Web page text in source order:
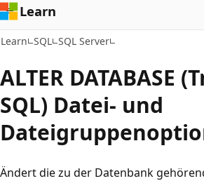
Learn
Learn SQL SQL Server
ALTER DATABASE
SQL) Datei- und
Ändert die zu der Datenbank